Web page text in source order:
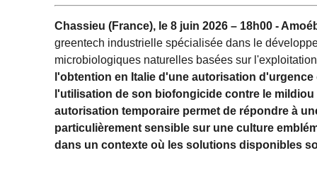
Chassieu (France), le 8 juin 2026 – 18h00 -
greentech industrielle spécialisée dans le
microbiologiques naturelles basées sur
l'obtention en Italie d'une autorisation d'urgence
l'utilisation de son biofongicide contre le mildiou
autorisation temporaire permet de répondre à
particulièrement sensible sur une culture
dans un contexte où les solutions disponibles